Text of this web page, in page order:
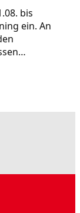
bis
ein. An